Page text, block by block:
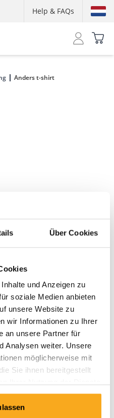
Über Cookies
und Anzeigen zu
soziale Medien anbieten
unsere Website zu
wir Informationen zu Ihrer
an unsere Partner für
Analysen weiter. Unsere
möglicherweise mit
Sie ihnen bereitgestellt
Help & FAQs
Anders t-shirt